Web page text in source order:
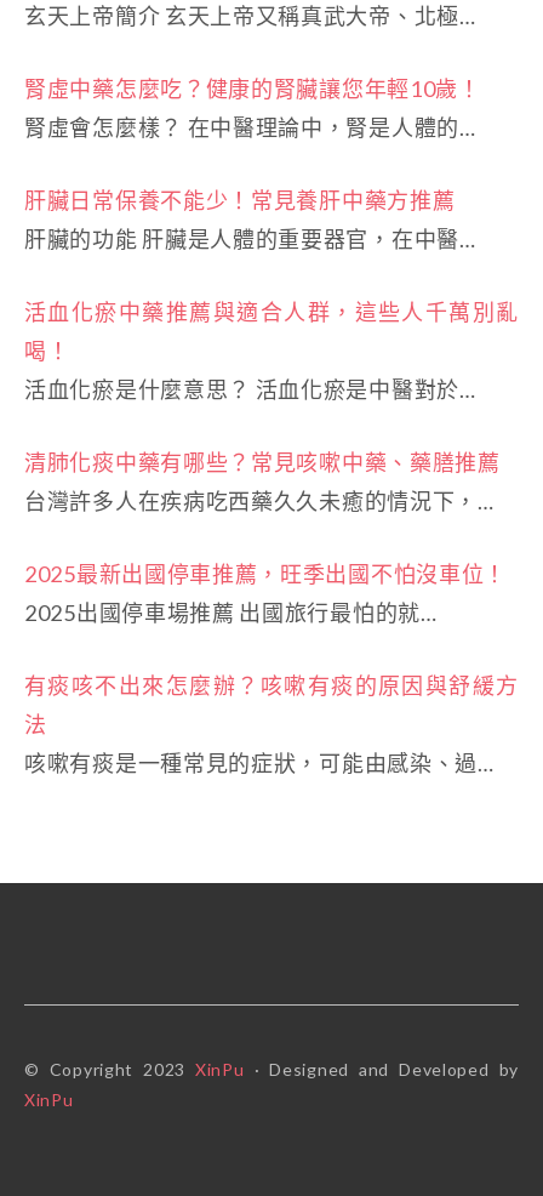
玄天上帝簡介 玄天上帝又稱真武大帝、北極…
腎虛中藥怎麼吃？健康的腎臟讓您年輕10歲！
腎虛會怎麼樣？ 在中醫理論中，腎是人體的…
肝臟日常保養不能少！常見養肝中藥方推薦
肝臟的功能 肝臟是人體的重要器官，在中醫…
活血化瘀中藥推薦與適合人群，這些人千萬別亂
喝！
活血化瘀是什麼意思？ 活血化瘀是中醫對於…
清肺化痰中藥有哪些？常見咳嗽中藥、藥膳推薦
台灣許多人在疾病吃西藥久久未癒的情況下，…
2025最新出國停車推薦，旺季出國不怕沒車位！
2025出國停車場推薦 出國旅行最怕的就…
有痰咳不出來怎麼辦？咳嗽有痰的原因與舒緩方
法
咳嗽有痰是一種常見的症狀，可能由感染、過…
© Copyright 2023XinPu · Designed and Developed by
XinPu